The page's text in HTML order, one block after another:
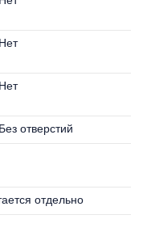
Нет
Нет
Без отверстий
отдельно